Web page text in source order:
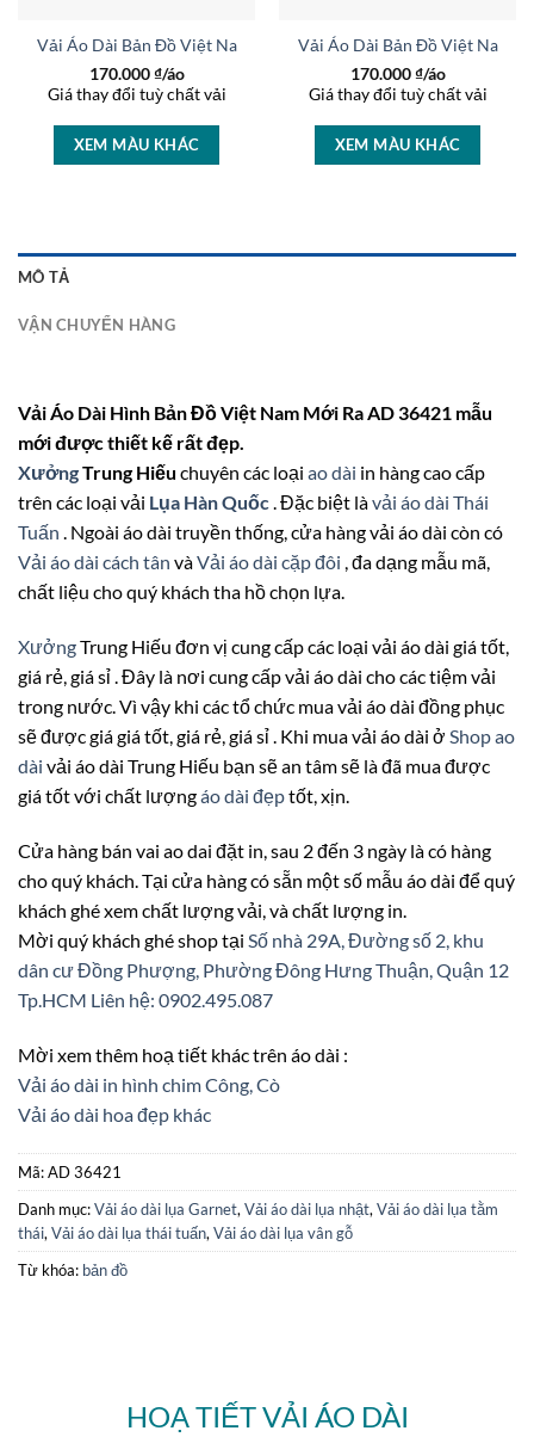
Vải Áo Dài Bản Đồ Việt Nam Kiểu Mới AD 42104
170.000₫/áo
Giá thay đổi tuỳ chất vải
XEM MÀU KHÁC
Vải Áo Dài Bản Đồ Việt Nam
170.000₫/áo
Giá thay đổi tuỳ chất vải
XEM MÀU KHÁC
Vừa Ra AD 35175
MÔ TẢ
VẬN CHUYỂN HÀNG
Vải Áo Dài Hình Bản Đồ Việt Nam Mới Ra AD 36421 mẫu
mới được thiết kế rất đẹp.
XưởngTrung Hiếu chuyên các loại ao dài in hàng cao cấp
trên các loại vải Lụa Hàn Quốc. Đặc biệt làvải áo dài Thái
Tuấn . Ngoài áo dài truyền thống, cửa hàng vải áo dài còn có
Vải áo dài cách tân vàVải áo dài cặp đôi , đa dạng mẫu mã,
chất liệu cho quý khách tha hồ chọn lựa.
XưởngTrung Hiếu đơn vị cung cấp các loại vải áo dài giá tốt,
giá rẻ, giá sỉ . Đây là nơi cung cấp vải áo dài cho các tiệm vải
trong nước. Vì vậy khi các tổ chức mua vải áo dài đồng phục
sẽ được giá giá tốt, giá rẻ, giá sỉ . Khi mua vải áo dài ở Shop ao
dài vải áo dài Trung Hiếu bạn sẽ an tâm sẽ là đã mua được
giá tốt với chất lượngáo dài đẹptốt, xịn.
Cửa hàng bán vai ao dai đặt in, sau 2 đến 3 ngày là có hàng
cho quý khách. Tại cửa hàng có sẵn một số mẫu áo dài để quý
khách ghé xem chất lượng vải, và chất lượng in.
Mời quý khách ghé shop tại Số nhà 29A, Đường số 2, khu
dân cư Đồng Phượng, Phường Đông Hưng Thuận, Quận 12
Tp.HCM Liên hệ: 0902.495.087
Mời xem thêm hoạ tiết khác trên áo dài :
Vải áo dài in hình chim Công, Cò
Vải áo dài hoa đẹp khác
Mã:AD 36421
Danh mục:Vải áo dài lụa Garnet,Vải áo dài lụa nhật,Vải áo dài lụa tằm
thái,Vải áo dài lụa thái tuấn,Vải áo dài lụa vân gỗ
Từ khóa: bản đồ
HOẠ TIẾT VẢI ÁO DÀI